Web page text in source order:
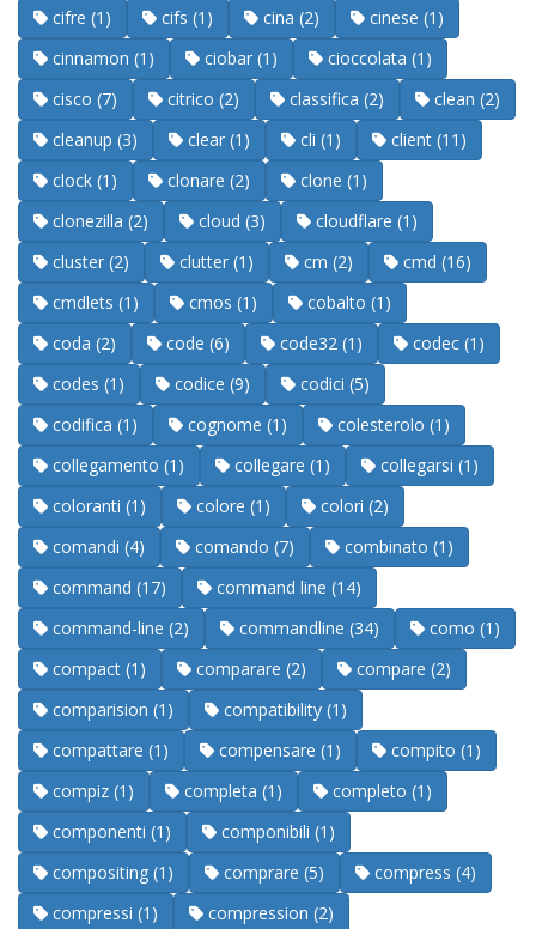
cifre (1)
cifs (1) cina (2)
cinese (1)
cinnamon (1)
ciobar (1)
cioccolata (1)
cisco (7)
citrico (2) classifica (2)
clean (2)
cleanup (3)
clear (1) cli (1)
client (11)
clock (1)
clonare (2)
clone (1)
clonezilla (2)
cloud (3)
cloudflare (1)
cluster (2)
clutter (1) cm (2)
cmd (16)
cmdlets (1)
cmos (1)
cobalto (1)
coda (2)
code (6) code32 (1)
codec (1)
codes (1)
codice (9)
codici (5)
codifica (1)
cognome (1)
colesterolo (1)
collegamento (1)
collegare (1)
collegarsi (1)
coloranti (1)
colore (1)
colori (2)
comandi (4)
comando (7)
combinato (1)
command (17)
command line (14)
command-line (2)
commandline (34)
como (1)
compact (1)
comparare (2)
compare (2)
comparision (1)
compatibility (1)
compattare (1)
compensare (1)
compito (1)
compiz (1)
completa (1)
completo (1)
componenti (1)
componibili (1)
compositing (1)
comprare (5)
compress (4)
compressi (1)
compression (2)